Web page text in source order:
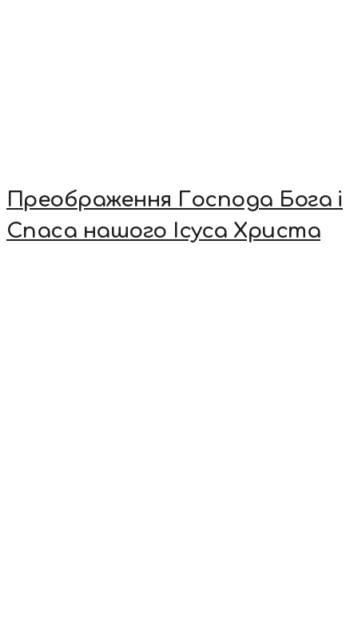
Преображення Господа Бога і
Спаса нашого Ісуса Христа